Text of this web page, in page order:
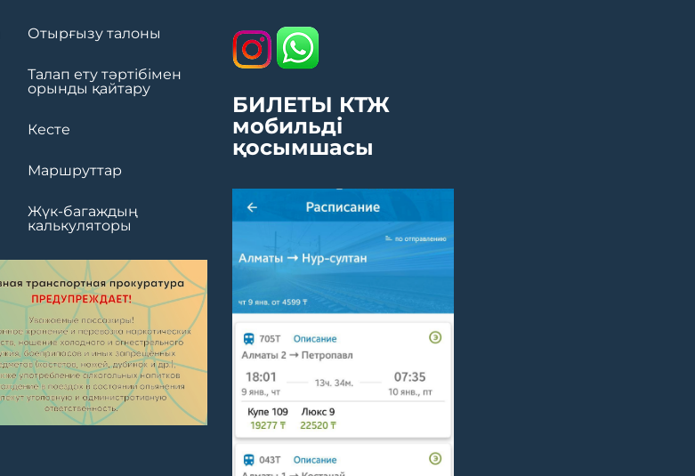
Отырғызу талоны
Талап ету тәртібімен
орынды қайтару
Кесте
Маршруттар
Жүк-багаждың
калькуляторы
БИЛЕТЫ КТЖ
мобильді
қосымшасы